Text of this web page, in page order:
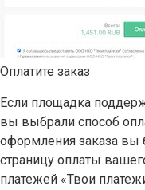
Оплатите заказ
Если площадка
вы выбрали способ
оформления заказа вы
страницу оплаты
платежей «Твои